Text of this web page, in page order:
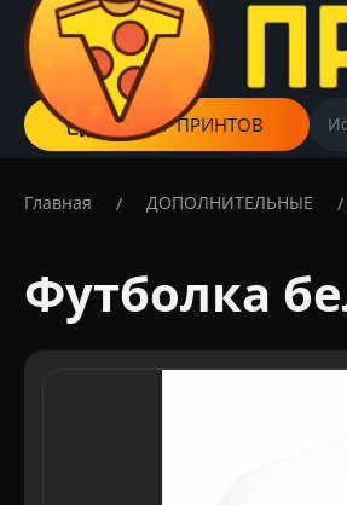
КАТАЛОГ ПРИНТОВ
Главная / ДОПОЛНИТЕЛЬНЫЕ /
Футболка